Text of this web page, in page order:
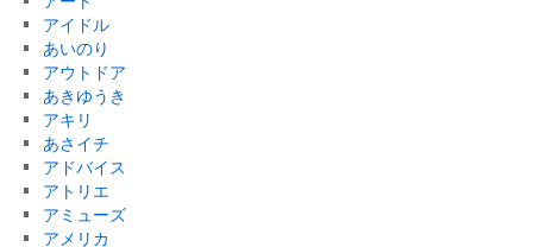
アイドル
あいのり
アウトドア
あきゆうき
アキリ
あさイチ
アドバイス
アトリエ
アミューズ
アメリカ